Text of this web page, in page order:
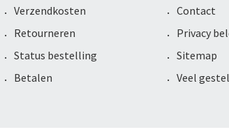
Verzendkosten
Retourneren
Status bestelling
Betalen
Contact
Privacy
Sitemap
Veel